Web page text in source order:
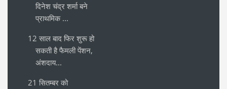
दिनेश चंद्र शर्मा बने
प्राथमिक ...
12 साल बाद फिर शुरू हो
सकती है फैमली पेंशन,
अंशदाय...
21 सितम्बर को